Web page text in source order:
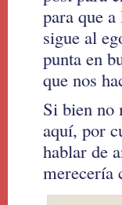
para que
sigue al
punta en
que nos
Si bien no
aquí, por
hablar de
merecería